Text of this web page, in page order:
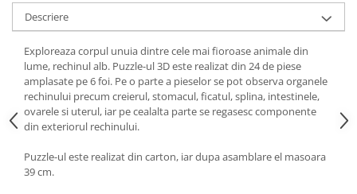
Descriere
Exploreaza corpul unuia dintre cele mai fioroase animale din
lume, rechinul alb. Puzzle-ul 3D este realizat din 24 de piese
amplasate pe 6 foi. Pe o parte a pieselor se pot observa organele
rechinului precum creierul, stomacul, ficatul, splina, intestinele,
ovarele si uterul, iar pe cealalta parte se regasesc componente
din exteriorul rechinului.
Puzzle-ul este realizat din carton, iar dupa asamblare el masoara
39 cm.